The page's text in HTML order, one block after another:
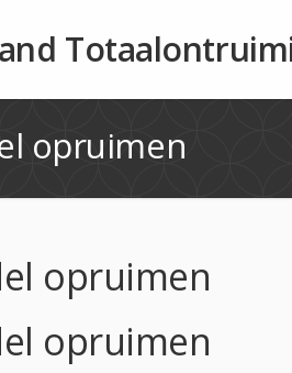
opruimen
opruimen
opruimen